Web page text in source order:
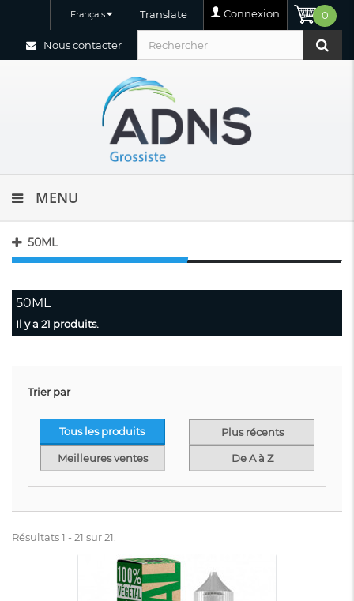
0
Connexion
Translate
Français
Nous contacter
MENU
50ML
50ML
Il y a 21 produits.
Trier par
Tous les produits Plus récents
Meilleures ventes De A à Z
Résultats 1 - 21 sur 21.